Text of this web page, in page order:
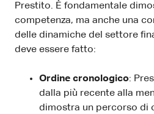
Prestito. È fondamentale
competenza, ma anche una
delle dinamiche del settore
deve essere fatto:
Ordine cronologico:
dalla più recente alla
dimostra un percorso di